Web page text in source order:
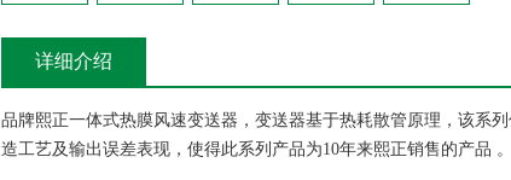
详细介绍
品牌熙正一体式热膜风速变送器，变送器基于热耗散管原理，该系
造工艺及输出误差表现，使得此系列产品为10年来熙正销售的产